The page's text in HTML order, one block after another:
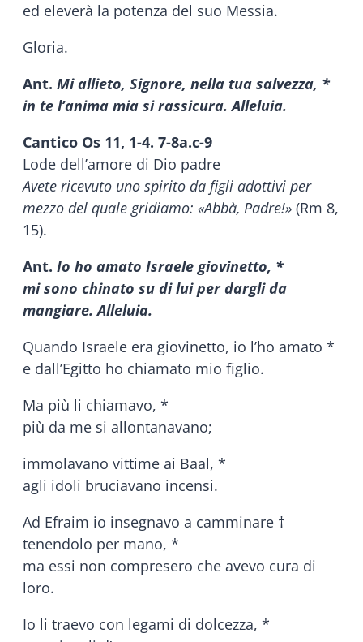
ed eleverà la potenza del suo Messia.
Gloria.
Ant. Mi allieto, Signore, nella tua salvezza, *
in te l’anima mia si rassicura. Alleluia.
Cantico Os 11, 1-4. 7-8a.c-9
Lode dell’amore di Dio padre
Avete ricevuto uno spirito da figli adottivi per
mezzo del quale gridiamo: «Abbà, Padre!» (Rm 8,
15).
Ant. Io ho amato Israele giovinetto, *
mi sono chinato su di lui per dargli da
mangiare. Alleluia.
Quando Israele era giovinetto, io l’ho amato *
e dall’Egitto ho chiamato mio figlio.
Ma più li chiamavo, *
più da me si allontanavano;
immolavano vittime ai Baal, *
agli idoli bruciavano incensi.
Ad Efraim io insegnavo a camminare †
tenendolo per mano, *
ma essi non compresero che avevo cura di
loro.
Io li traevo con legami di dolcezza, *